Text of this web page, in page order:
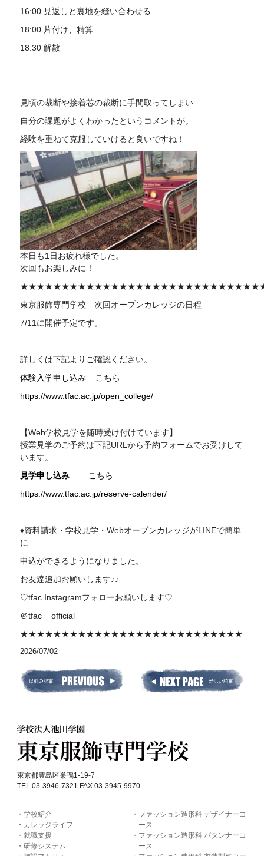
16:00 見返しと裏地を縫い合わせる
18:00 片付け、精算
18:30 解散
見頃の裁断や接着芯の裁断に手間取ってしまい
自分の課題がよくわかったというコメントが。
経験を重ねて克服していけると良いですね！
本日も1日お疲れ様でした。
次回もお楽しみに！
東京服飾専門学校 次回オープンカレッジの日程
7/11に開催予定です。
詳しくは下記よりご確認ください。
体験入学申し込み こちら
https://www.tfac.ac.jp/open_college/
【Web学校見学を随時受け付けています】
授業見学のご予約は下記URLから予約フォームでお受けして
います。
見学申し込み
こちら
https://www.tfac.ac.jp/reserve-calender/
♦資料請求・学校見学・WebオープンカレッジがLINEで簡単
に
申込ができるようになりました。
お友達追加お願いします♪♪
♡tfac Instagramフォローお願いします♡
＠tfac__official
★★★★★★★★★★★★★★★★★★★★★★★★★★★
2026/07/02
東京都豊島区巣鴨1-19-7
TEL 03-3946-7321 FAX 03-3945-9970
学校紹介
カレッジライフ
就職支援
研修システム
ファッション造形科 デザイナーコ
ース
ファッション造形科 パタンナーコ
ース